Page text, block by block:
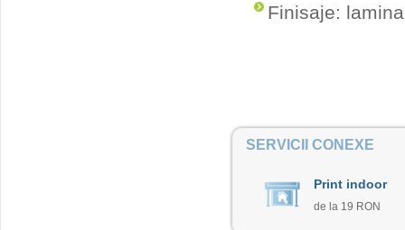
Finisaje:
SERVICII CONEXE
Print indoor
de la 19 RON